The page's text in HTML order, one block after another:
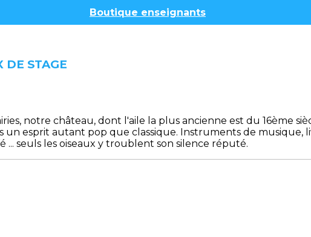
Boutique enseignants
DE STAGE
notre château, dont l'aile la plus ancienne est du 16ème
un esprit autant pop que classique. Instruments de musique,
... seuls les oiseaux y troublent son silence réputé.